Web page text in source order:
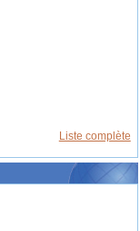
Liste complète